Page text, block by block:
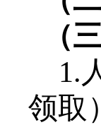
（
1.
领取